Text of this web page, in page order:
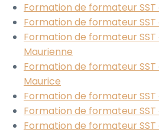
Formation de formateur
Formation de formateur
Formation de formateur
Maurienne
Formation de formateur
Maurice
Formation de formateur SST
Formation de formateur SST
Formation de formateur